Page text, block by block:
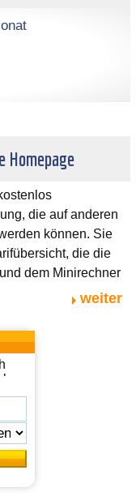
die auf anderen
können. Sie
die die
dem Minirechner
weiter